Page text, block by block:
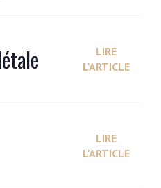
LIRE
L'ARTICLE
LIRE
L'ARTICLE